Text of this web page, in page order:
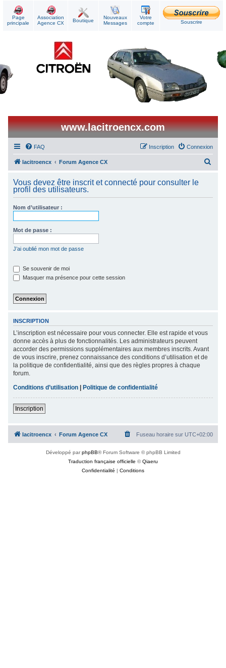
Page
principale
Association
Agence CX
Boutique
Nouveaux
Messages
Votre
compte
Souscrire
www.lacitroencx.com
FAQ Connexion
Inscription
lacitroencx Forum Agence CX
h
Vous devez être inscrit et connecté pour consulter le
profil des utilisateurs.
Nom d’utilisateur :
Mot de passe :
J’ai oublié mon mot de passe
Se souvenir de moi
Masquer ma présence pour cette session
INSCRIPTION
L’inscription est nécessaire pour vous connecter. Elle est rapide et vous
donne accès à plus de fonctionnalités. Les administrateurs peuvent
accorder des permissions supplémentaires aux membres inscrits. Avant
de vous inscrire, prenez connaissance des conditions d’utilisation et de
la politique de confidentialité, ainsi que des règles propres à chaque
forum.
Conditions d’utilisation |Politique de confidentialité
Inscription
lacitroencx Forum Agence CX Fuseau horaire sur UTC+02:00
Développé parphpBB® Forum Software © phpBB Limited
Traduction française officielle ©Qiaeru
Confidentialité | Conditions